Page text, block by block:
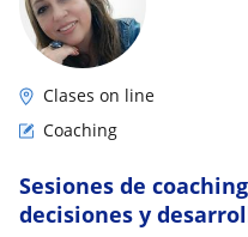
Clases on line
Coaching
Sesiones de
decisiones y